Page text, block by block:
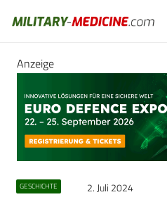
Anzeige
GESCHICHTE 2. Juli 2024